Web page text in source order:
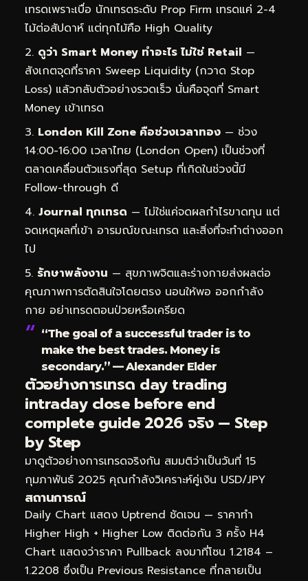
เทรดเพราะเบื่อ นักเทรดระดับ Prop Firm เทรดแค่ 2-4
ไม้ต่อสัปดาห์ แต่ทุกไม้คือ High Quality
ดูว่า Smart Money ทำอะไร ไม่ใช่ Retail —
สังเกตจุดที่ราคา Sweep Liquidity (กวาด Stop
Loss) แล้วกลับตัวอย่างรวดเร็ว นั่นคือจุดที่ Smart
Money เข้าเทรด
London Kill Zone คือช่วงเวลาทอง — ช่วง
14:00-16:00 เวลาไทย (London Open) เป็นช่วงที่
ตลาดเคลื่อนตัวแรงที่สุด Setup ที่เกิดในช่วงนี้มี
Follow-through ดี
Journal ทุกเทรด — ไม่ใช่แค่จดผลกำไรขาดทุน แต่
จดเหตุผลที่เข้า อารมณ์ขณะเทรด และสิ่งที่จะทำต่างออก
ไป
รักษาพลังงาน — สุขภาพจิตและร่างกายส่งผลต่อ
คุณภาพการตัดสินใจโดยตรง นอนให้พอ ออกกำลัง
กาย อย่าเทรดตอนป่วยหรือเครียด
“The goal of a successful trader is to
make the best trades. Money is
secondary.” — Alexander Elder
ตัวอย่างการเทรด day trading
intraday close before end
complete guide 2026 จริง — Step
by Step
มาดูตัวอย่างการเทรดจริงกัน สมมติว่าเป็นวันที่ 15
กุมภาพันธ์ 2025 คุณกำลังวิเคราะห์คู่เงิน USD/JPY
สถานการณ์
Daily Chart แสดง Uptrend ชัดเจน — ราคาทำ
Higher High + Higher Low ติดต่อกัน 3 ครั้ง H4
Chart แสดงว่าราคา Pullback ลงมาที่โซน 1.2184 –
1.2208 ซึ่งเป็น Previous Resistance ที่กลายเป็น